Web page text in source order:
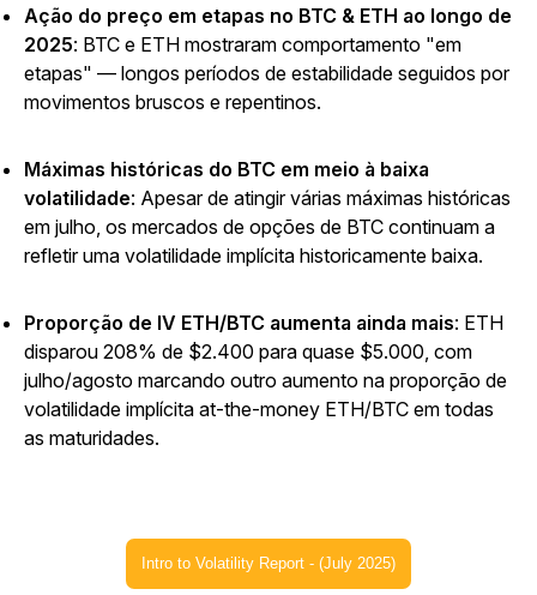
Ação do preço em etapas no BTC & ETH ao longo de
2025: BTC e ETH mostraram comportamento "em
etapas" — longos períodos de estabilidade seguidos por
movimentos bruscos e repentinos.
Máximas históricas do BTC em meio à baixa
volatilidade: Apesar de atingir várias máximas históricas
em julho, os mercados de opções de BTC continuam a
refletir uma volatilidade implícita historicamente baixa.
Proporção de IV ETH/BTC aumenta ainda mais: ETH
disparou 208% de $2.400 para quase $5.000, com
julho/agosto marcando outro aumento na proporção de
volatilidade implícita at-the-money ETH/BTC em todas
as maturidades.
Intro to Volatility Report - (July 2025)